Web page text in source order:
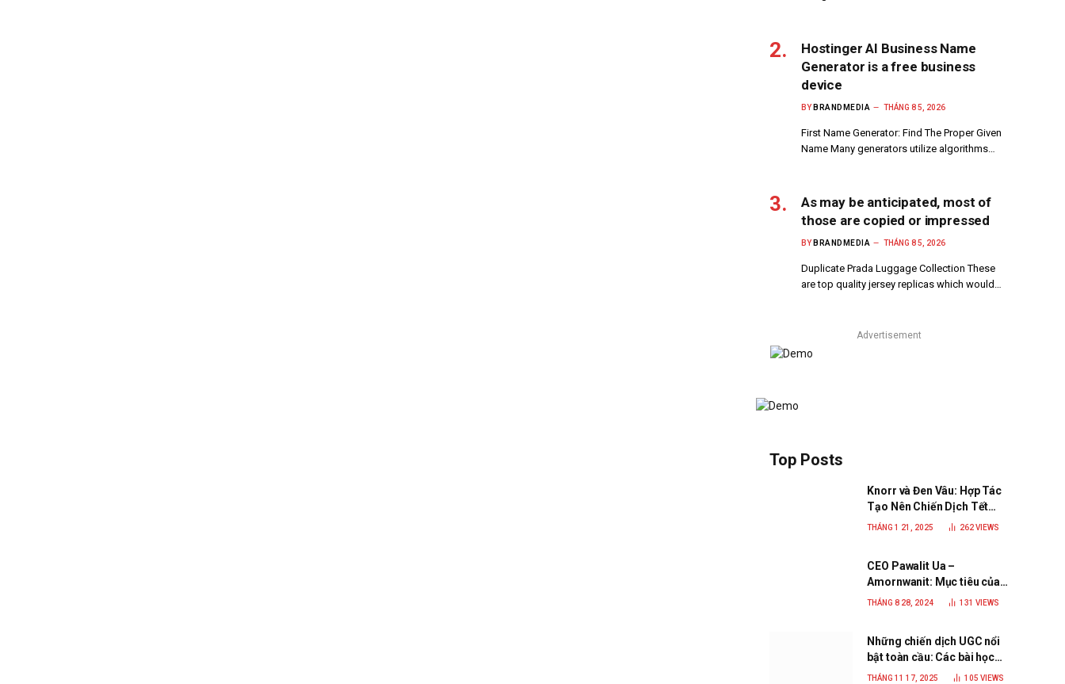
Hostinger AI Business Name
Generator is a free business
device
BY BRANDMEDIA THÁNG 8 5, 2026
First Name Generator: Find The Proper Given
Name Many generators utilize algorithms…
As may be anticipated, most of
those are copied or impressed
BY BRANDMEDIA THÁNG 8 5, 2026
Duplicate Prada Luggage Collection These
are top quality jersey replicas which would…
Advertisement
Top Posts
Knorr và Đen Vâu: Hợp Tác
Tạo Nên Chiến Dịch Tết
2025 Đầy Cảm Xúc “Vị Nhà”
THÁNG 1 21, 2025 262VIEWS
CEO Pawalit Ua –
Amornwanit: Mục tiêu của
C.P. Việt Nam là trở thành
THÁNG 8 28, 2024 131VIEWS
Những chiến dịch UGC nổi
bật toàn cầu: Các bài học
đắt giá cho thương hiệu
THÁNG 11 17, 2025 105VIEWS